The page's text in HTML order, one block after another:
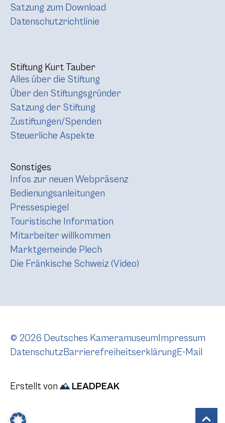
Satzung zum Download
Datenschutzrichtlinie
Stiftung Kurt Tauber
Alles über die Stiftung
Über den Stiftungsgründer
Satzung der Stiftung
Zustiftungen/Spenden
Steuerliche Aspekte
Sonstiges
Infos zur neuen Webpräsenz
Bedienungsanleitungen
Pressespiegel
Touristische Information
Mitarbeiter willkommen
Marktgemeinde Plech
Die Fränkische Schweiz (Video)
© 2026 Deutsches Kameramuseum Impressum
DatenschutzBarrierefreiheitserklärungE-Mail
Erstellt von LEADPEAK